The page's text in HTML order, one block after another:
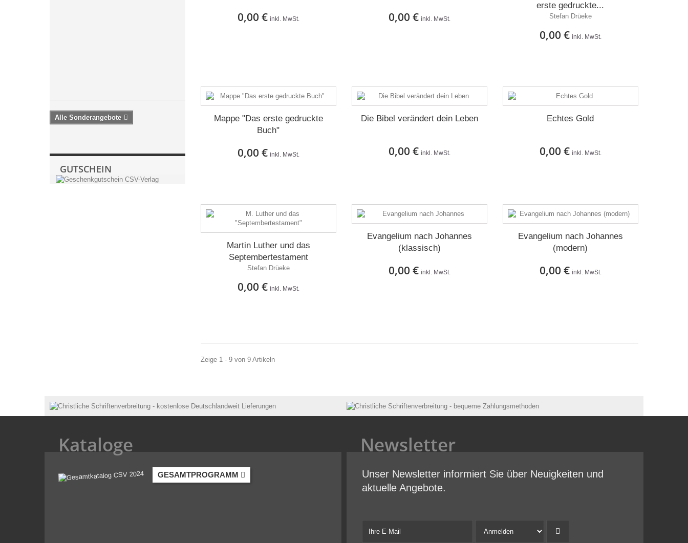
MwSt.
Alle Sonderangebote
GUTSCHEIN
0,00 € inkl. MwSt. 0,00 € inkl. MwSt.
erste gedruckte...
Stefan Drüeke
0,00 € inkl. MwSt.
Mappe "Das erste gedruckte
Buch"
0,00 € inkl. MwSt.
Die Bibel verändert dein Leben
0,00 € inkl. MwSt.
Echtes Gold
0,00 € inkl. MwSt.
Martin Luther und das
Septembertestament
Stefan Drüeke
0,00 € inkl. MwSt.
Evangelium nach Johannes
(klassisch)
0,00 € inkl. MwSt.
Evangelium nach Johannes
(modern)
0,00 € inkl. MwSt.
Zeige 1 - 9 von 9 Artikeln
Kataloge
GESAMTPROGRAMM
Newsletter
Unser Newsletter informiert Sie über Neuigkeiten und
aktuelle Angebote.